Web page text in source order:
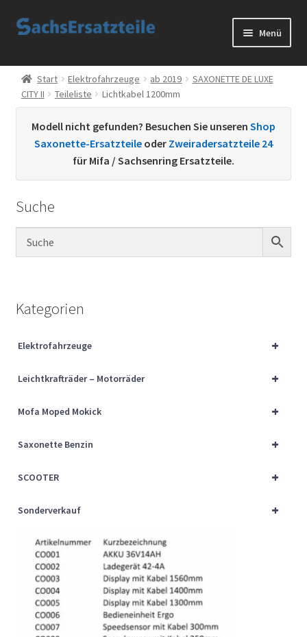
Zur
Zum
Menü
Start
AGB
Datenschutzerklärung
Kontakt
Sachs Ersatzteile
Über uns
Start Elektrofahrzeuge ab 2019
SAXONETTE DE LUXE
CITY II
Teileliste Lichtkabel 1200mm
Modell nicht gefunden? Besuchen Sie unseren Shop
Saxonette-Ersatzteile oder Zweiradersatzteile 24
für Mifa / Sachsenring Ersatzteile.
Suche
Kategorien
+
Elektrofahrzeuge
+
Leichtkrafträder – Motorräder
+
Mofa Moped Mokick
+
Saxonette Benzin
+
SCOOTER
+
Sonderverkauf